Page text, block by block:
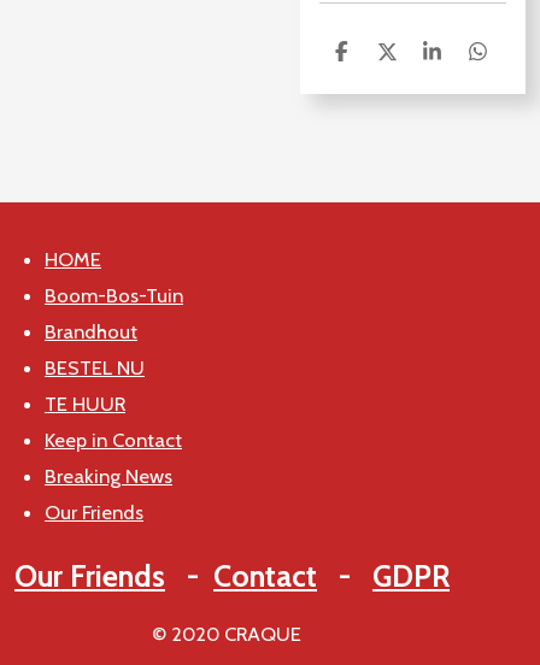
D
l
D
e
S
a
D
l
HOME
Boom-Bos-Tuin
Brandhout
BESTEL NU
TE HUUR
Keep in Contact
Breaking News
Our Friends
Our Friends - Contact - GDPR
© 2020 CRAQUE